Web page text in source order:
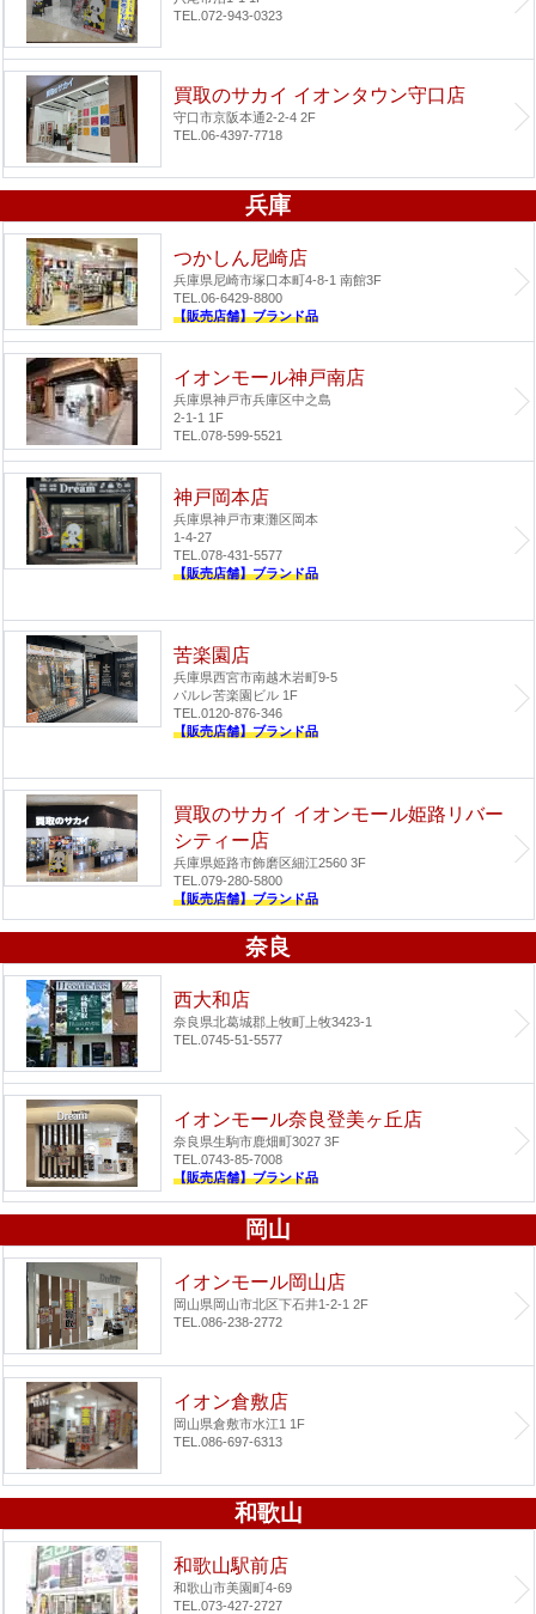
TEL.072-943-0323
買取のサカイ イオンタウン守口店
守口市京阪本通2-2-4 2F
TEL.06-4397-7718
兵庫
つかしん尼崎店
兵庫県尼崎市塚口本町4-8-1 南館3F
TEL.06-6429-8800
【販売店舗】ブランド品
イオンモール神戸南店
兵庫県神戸市兵庫区中之島
2-1-1 1F
TEL.078-599-5521
神戸岡本店
兵庫県神戸市東灘区岡本
1-4-27
TEL.078-431-5577
【販売店舗】ブランド品
苦楽園店
兵庫県西宮市南越木岩町9-5
パルレ苦楽園ビル 1F
TEL.0120-876-346
【販売店舗】ブランド品
買取のサカイ イオンモール姫路リバー
シティー店
兵庫県姫路市飾磨区細江2560 3F
TEL.079-280-5800
【販売店舗】ブランド品
奈良
西大和店
奈良県北葛城郡上牧町上牧3423-1
TEL.0745-51-5577
イオンモール奈良登美ヶ丘店
奈良県生駒市鹿畑町3027 3F
TEL.0743-85-7008
【販売店舗】ブランド品
岡山
イオンモール岡山店
岡山県岡山市北区下石井1-2-1 2F
TEL.086-238-2772
イオン倉敷店
岡山県倉敷市水江1 1F
TEL.086-697-6313
和歌山
和歌山駅前店
和歌山市美園町4-69
TEL.073-427-2727